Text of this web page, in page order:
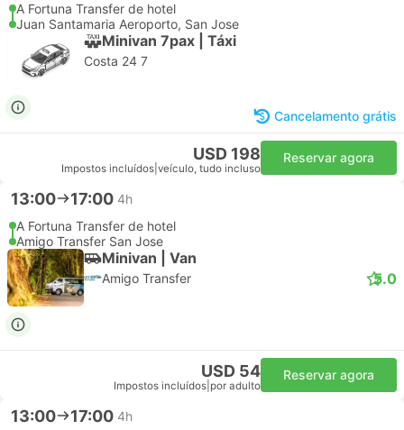
A Fortuna Transfer de hotel
Juan Santamaria Aeroporto, San Jose
Minivan 7pax | Táxi
Costa 24 7
Cancelamento grátis
USD 198
Impostos incluídos veículo, tudo incluso
Reservar agora
13:00 17:00 4h
A Fortuna Transfer de hotel
Amigo Transfer San Jose
Minivan | Van
Amigo Transfer 5.0
USD 54
Impostos incluídos por adulto
Reservar agora
13:00 17:00 4h